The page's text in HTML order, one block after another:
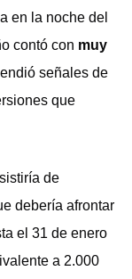
en la noche del
contó con muy
señales de
que
de
debería afrontar
el 31 de enero
a 2.000